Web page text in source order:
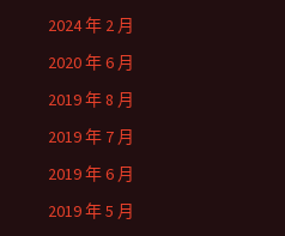
2024 年 2 月
2020 年 6 月
2019 年 8 月
2019 年 7 月
2019 年 6 月
2019 年 5 月